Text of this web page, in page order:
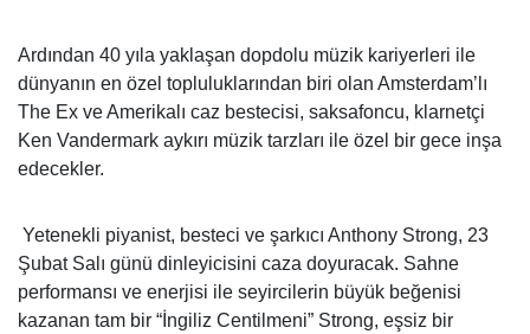
Ardından 40 yıla yaklaşan dopdolu müzik kariyerleri ile
dünyanın en özel topluluklarından biri olan Amsterdam’lı
The Ex ve Amerikalı caz bestecisi, saksafoncu, klarnetçi
Ken Vandermark aykırı müzik tarzları ile özel bir gece inşa
edecekler.
Yetenekli piyanist, besteci ve şarkıcı Anthony Strong, 23
Şubat Salı günü dinleyicisini caza doyuracak. Sahne
performansı ve enerjisi ile seyircilerin büyük beğenisi
kazanan tam bir “İngiliz Centilmeni” Strong, eşsiz bir